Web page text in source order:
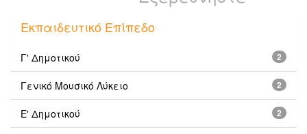
Εκπαιδευτικό Επίπεδο
2
Γ' Δημοτικού
2
Γενικό Μουσικό Λύκειο
2
Ε' Δημοτικού